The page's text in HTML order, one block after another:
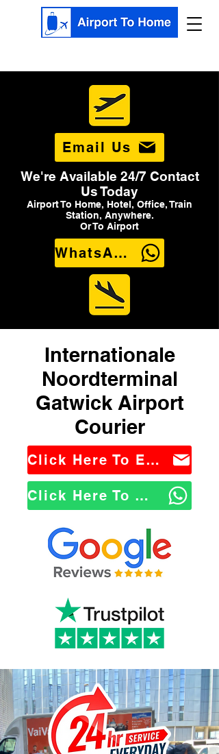
Email Us
We're Available 24/7 Contact
Us Today
Airport To Home, Hotel, Office, Train
Station, Anywhere.
Or To Airport
WhatsApp Us
Internationale
Noordterminal
Gatwick Airport
Courier
Click Here To Email Us
Click Here To WhatsApp Us